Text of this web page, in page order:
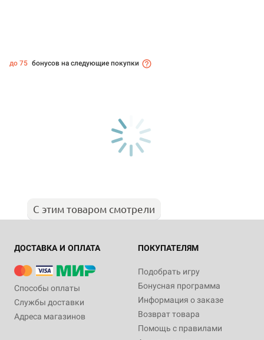
до 75 бонусов на следующие покупки
С этим товаром смотрели
ДОСТАВКА И ОПЛАТА
Способы оплаты
Службы доставки
Адреса магазинов
ПОКУПАТЕЛЯМ
Подобрать игру
Бонусная программа
Информация о заказе
Возврат товара
Помощь с правилами